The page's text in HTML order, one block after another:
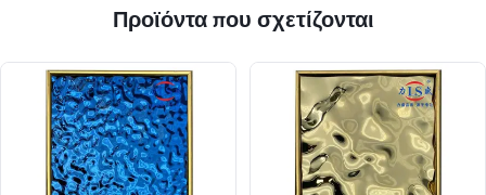
Προϊόντα που σχετίζονται